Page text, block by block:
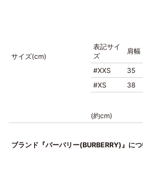
サイズ(cm)
表記サイ
ズ
肩幅
#XXS
35
#XS
38
(約cm)
ブランド『バーバリー(BURBERRY)』に